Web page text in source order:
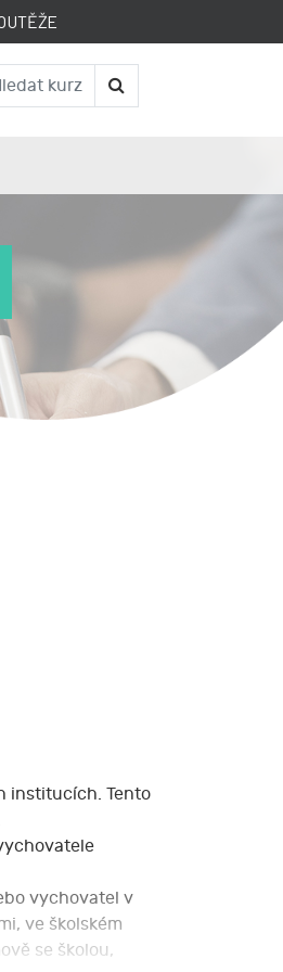
institucích. Tento
vychovatel v
ve školském
se školou,